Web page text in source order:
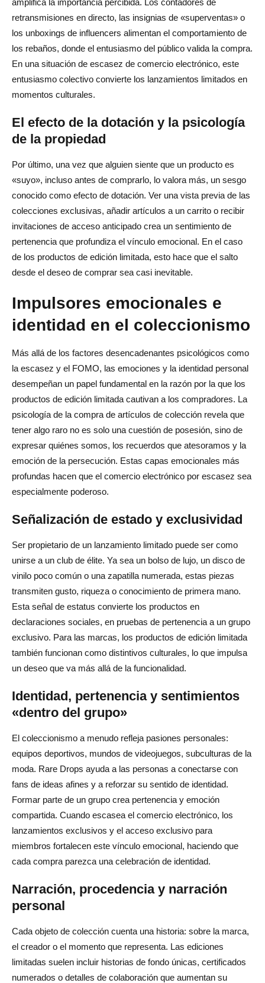
amplifica la importancia percibida. Los contadores de
retransmisiones en directo, las insignias de «superventas» o
los unboxings de influencers alimentan el comportamiento de
los rebaños, donde el entusiasmo del público valida la compra.
En una situación de escasez de comercio electrónico, este
entusiasmo colectivo convierte los lanzamientos limitados en
momentos culturales.
El efecto de la dotación y la psicología
de la propiedad
Por último, una vez que alguien siente que un producto es
«suyo», incluso antes de comprarlo, lo valora más, un sesgo
conocido como efecto de dotación. Ver una vista previa de las
colecciones exclusivas, añadir artículos a un carrito o recibir
invitaciones de acceso anticipado crea un sentimiento de
pertenencia que profundiza el vínculo emocional. En el caso
de los productos de edición limitada, esto hace que el salto
desde el deseo de comprar sea casi inevitable.
Impulsores emocionales e
identidad en el coleccionismo
Más allá de los factores desencadenantes psicológicos como
la escasez y el FOMO, las emociones y la identidad personal
desempeñan un papel fundamental en la razón por la que los
productos de edición limitada cautivan a los compradores. La
psicología de la compra de artículos de colección revela que
tener algo raro no es solo una cuestión de posesión, sino de
expresar quiénes somos, los recuerdos que atesoramos y la
emoción de la persecución. Estas capas emocionales más
profundas hacen que el comercio electrónico por escasez sea
especialmente poderoso.
Señalización de estado y exclusividad
Ser propietario de un lanzamiento limitado puede ser como
unirse a un club de élite. Ya sea un bolso de lujo, un disco de
vinilo poco común o una zapatilla numerada, estas piezas
transmiten gusto, riqueza o conocimiento de primera mano.
Esta señal de estatus convierte los productos en
declaraciones sociales, en pruebas de pertenencia a un grupo
exclusivo. Para las marcas, los productos de edición limitada
también funcionan como distintivos culturales, lo que impulsa
un deseo que va más allá de la funcionalidad.
Identidad, pertenencia y sentimientos
«dentro del grupo»
El coleccionismo a menudo refleja pasiones personales:
equipos deportivos, mundos de videojuegos, subculturas de la
moda. Rare Drops ayuda a las personas a conectarse con
fans de ideas afines y a reforzar su sentido de identidad.
Formar parte de un grupo crea pertenencia y emoción
compartida. Cuando escasea el comercio electrónico, los
lanzamientos exclusivos y el acceso exclusivo para
miembros fortalecen este vínculo emocional, haciendo que
cada compra parezca una celebración de identidad.
Narración, procedencia y narración
personal
Cada objeto de colección cuenta una historia: sobre la marca,
el creador o el momento que representa. Las ediciones
limitadas suelen incluir historias de fondo únicas, certificados
numerados o detalles de colaboración que aumentan su